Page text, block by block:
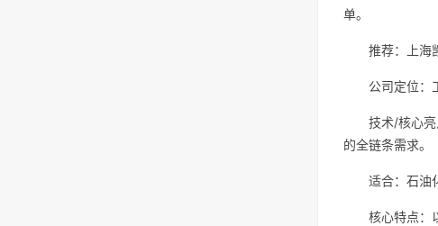
单。
推荐：上海
公司定位：
技术/核心
的全链条需求。
适合：石油
核心特点：